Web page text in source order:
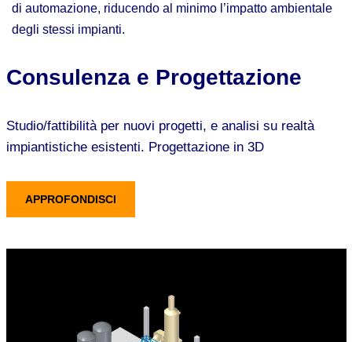
di automazione, riducendo al minimo l’impatto ambientale
degli stessi impianti.
Consulenza e Progettazione
Studio/fattibilità per nuovi progetti, e analisi su realtà
impiantistiche esistenti. Progettazione in 3D
APPROFONDISCI